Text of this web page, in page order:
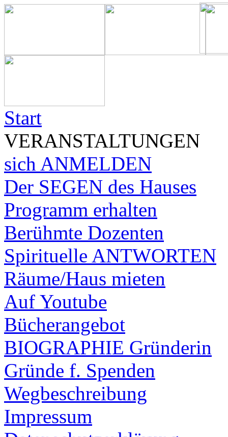
Start
VERANSTALTUNGEN
sich ANMELDEN
Der SEGEN des Hauses
Programm erhalten
Berühmte Dozenten
Spirituelle ANTWORTEN
Räume/Haus mieten
Auf Youtube
Bücherangebot
BIOGRAPHIE Gründerin
Gründe f. Spenden
Wegbeschreibung
Impressum